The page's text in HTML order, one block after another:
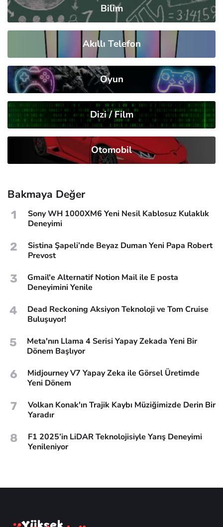
Bilim
Akıllı Telefon
Oyun
Dizi / Film
Otomobil
Bakmaya Değer
1
Sony WH 1000XM6 Yeni Nesil Kablosuz Kulaklık
Deneyimi
2
Sistina Şapeli’nde Beyaz Duman Yeni Papa Robert
Prevost
3
Gmail'e Alternatif Notion Mail ile E posta
Deneyimini Yenile
4
Dead Reckoning Aksiyon Teknoloji ve Tom Cruise
Buluşuyor!
5
Meta'nın Llama 4 Serisi Yapay Zekada Yeni Bir
Dönem Başlıyor
6
Midjourney V7 Yapay Zeka ile Görsel Üretimde
Yeni Dönem
7
Volkan Konak'ın Trajik Kaybı Müziğimizde Derin Bir
Yaradır
8
F1 2025’in LiDAR Teknolojisiyle Yarış Deneyimi
Yenileniyor